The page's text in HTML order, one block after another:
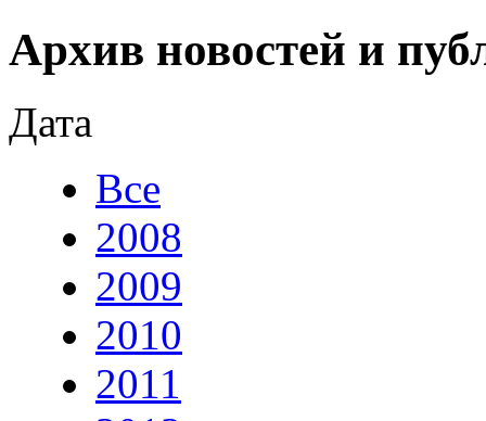
Архив новостей и
Дата
Все
2008
2009
2010
2011